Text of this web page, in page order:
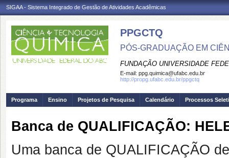
SIGAA - Sistema Integrado de Gestão de Atividades Acadêmicas
PPGCTQ
PÓS-GRADUAÇÃO EM
FUNDAÇÃO UNIVERSIDADE
E-mail: ppg.quimica@ufabc.edu.br
http://propg.ufabc.edu.br/ppgctq
Programa Ensino Projetos de Pesquisa Calendário Processos
Banca de QUALIFICAÇÃO:
Uma banca de QUALIFICAÇÃO